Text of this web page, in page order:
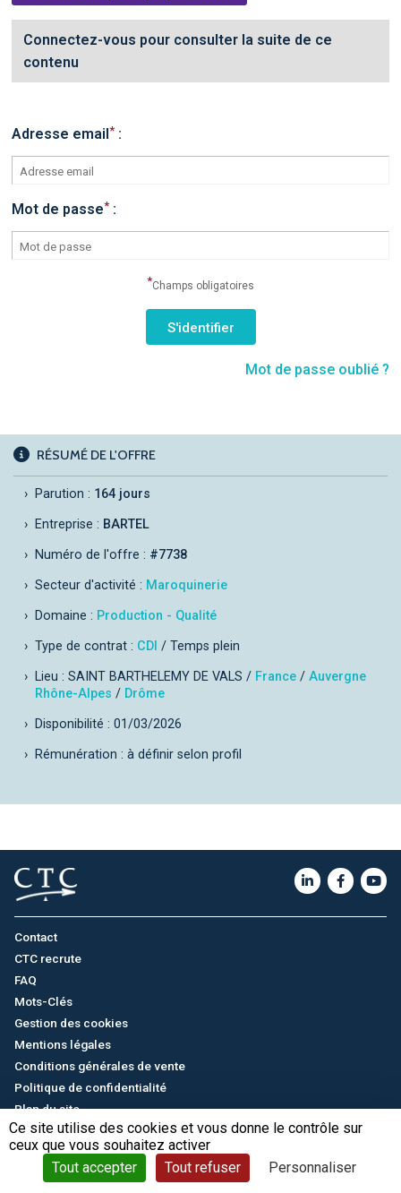
Ce site utilise des cookies et vous donne le contrôle sur
ceux que vous souhaitez activer
Tout accepter
Tout refuser Personnaliser
Connectez-vous pour consulter la suite de ce
contenu
Adresse email*:
Mot de passe*:
*Champs obligatoires
Mot de passe oublié ?
RÉSUMÉ DE L'OFFRE
Parution : 164 jours
Entreprise : BARTEL
Numéro de l'offre : #7738
Secteur d'activité : Maroquinerie
Domaine : Production - Qualité
Type de contrat : CDI / Temps plein
Lieu : SAINT BARTHELEMY DE VALS / France / Auvergne
Rhône-Alpes / Drôme
Disponibilité : 01/03/2026
Rémunération : à définir selon profil
Contact
CTC recrute
FAQ
Mots-Clés
Gestion des cookies
Mentions légales
Conditions générales de vente
Politique de confidentialité
Plan du site
© CTC - 2026
English/中文